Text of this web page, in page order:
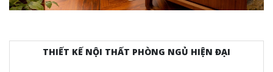
THIẾT KẾ NỘI THẤT PHÒNG NGỦ HIỆN ĐẠI